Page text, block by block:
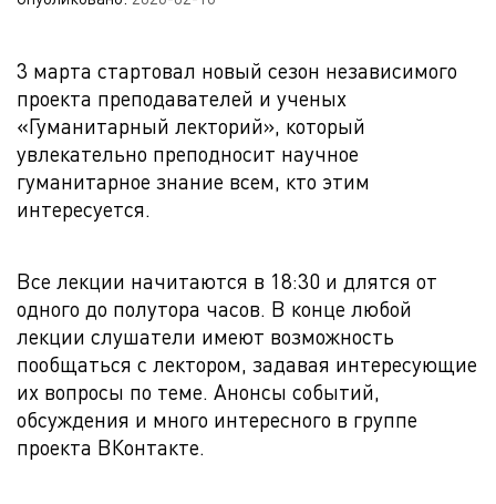
3 марта стартовал новый сезон независимого
проекта преподавателей и ученых
«Гуманитарный лекторий», который
увлекательно преподносит научное
гуманитарное знание всем, кто этим
интересуется.
Все лекции начитаются в 18:30 и длятся от
одного до полутора часов. В конце любой
лекции слушатели имеют возможность
пообщаться с лектором, задавая интересующие
их вопросы по теме. Анонсы событий,
обсуждения и много интересного в группе
проекта ВКонтакте.